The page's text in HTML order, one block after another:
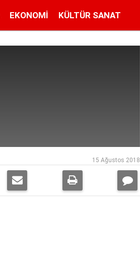
EKONOMI KÜLTÜR SANAT
15 Ağustos 2018